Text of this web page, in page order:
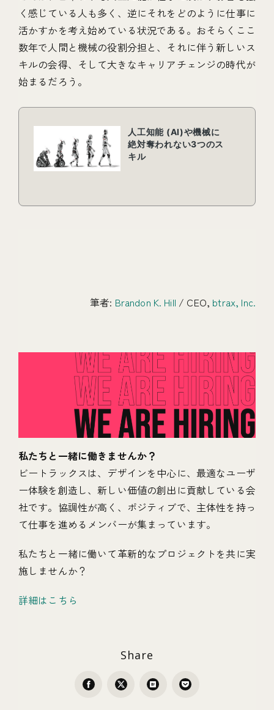
く感じている人も多く、逆にそれをどのように仕事に
活かすかを考え始めている状況である。おそらくここ
数年で人間と機械の役割分担と、それに伴う新しいス
キルの会得、そして大きなキャリアチェンジの時代が
始まるだろう。
筆者: Brandon K. Hill / CEO, btrax, Inc.
私たちと一緒に働きませんか？
ビートラックスは、デザインを中心に、最適なユーザ
ー体験を創造し、新しい価値の創出に貢献している会
社です。協調性が高く、ポジティブで、主体性を持っ
て仕事を進めるメンバーが集まっています。
私たちと一緒に働いて革新的なプロジェクトを共に実
施しませんか？
詳細はこちら
Share